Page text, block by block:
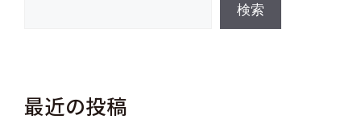
検索
最近の投稿